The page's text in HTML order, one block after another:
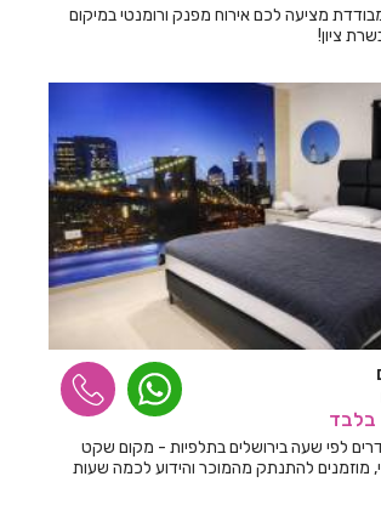
מציעה לכם אירוח מפנק ורומנטי במיקום
ציון!
בלבד
לפי שעה בירושלים בתלפיות - מקום שקט
מוזמנים להתנתק מהמוכר והידוע לכמה שעות